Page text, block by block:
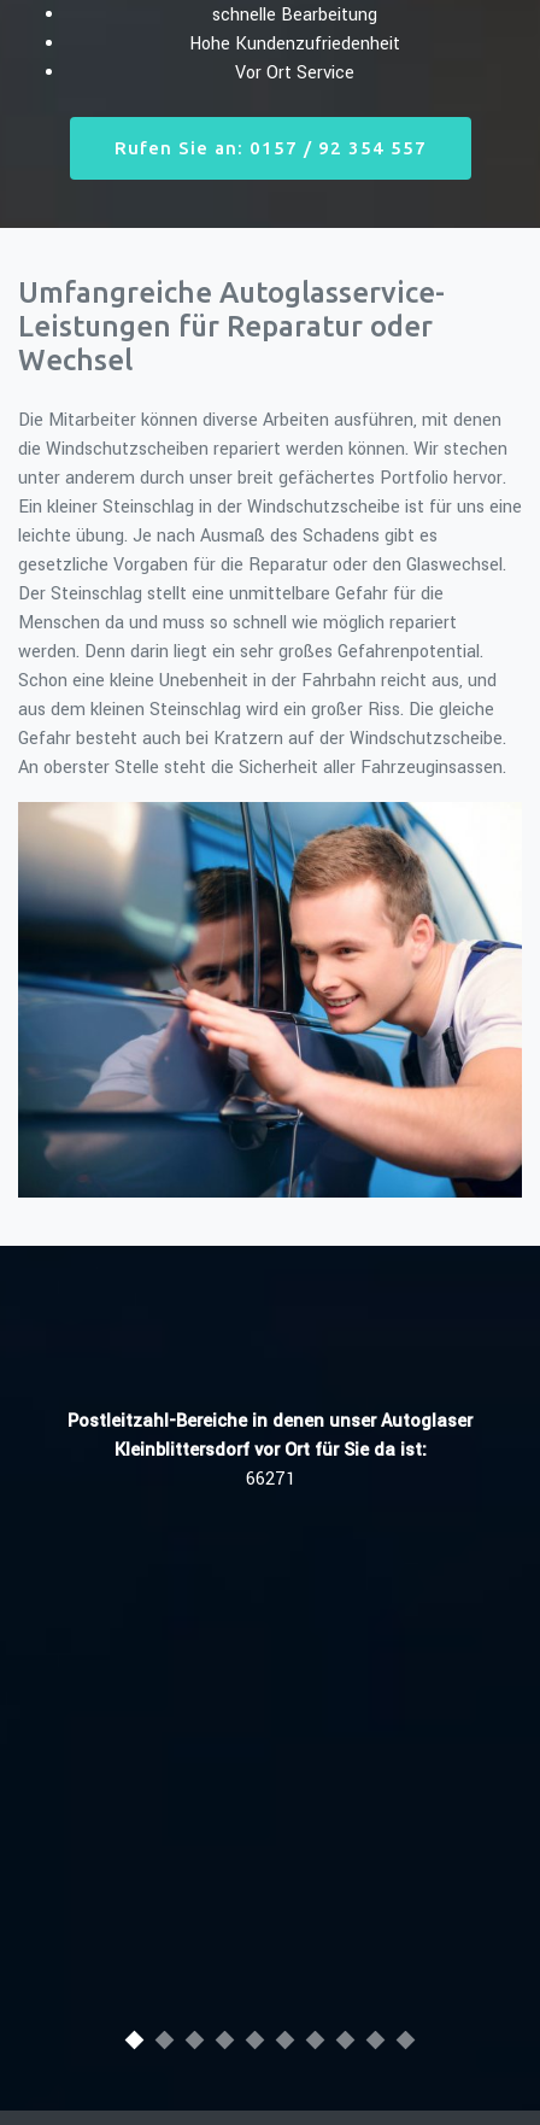
schnelle Bearbeitung
Hohe Kundenzufriedenheit
Vor Ort Service
Rufen Sie an: 0157 / 92 354 557
Umfangreiche Autoglasservice-
Leistungen für Reparatur oder
Wechsel
Die Mitarbeiter können diverse Arbeiten ausführen, mit denen
die Windschutzscheiben repariert werden können. Wir stechen
unter anderem durch unser breit gefächertes Portfolio hervor.
Ein kleiner Steinschlag in der Windschutzscheibe ist für uns eine
leichte übung. Je nach Ausmaß des Schadens gibt es
gesetzliche Vorgaben für die Reparatur oder den Glaswechsel.
Der Steinschlag stellt eine unmittelbare Gefahr für die
Menschen da und muss so schnell wie möglich repariert
werden. Denn darin liegt ein sehr großes Gefahrenpotential.
Schon eine kleine Unebenheit in der Fahrbahn reicht aus, und
aus dem kleinen Steinschlag wird ein großer Riss. Die gleiche
Gefahr besteht auch bei Kratzern auf der Windschutzscheibe.
An oberster Stelle steht die Sicherheit aller Fahrzeuginsassen.
Postleitzahl-Bereiche in denen unser Autoglaser
Kleinblittersdorf vor Ort für Sie da ist:
66271